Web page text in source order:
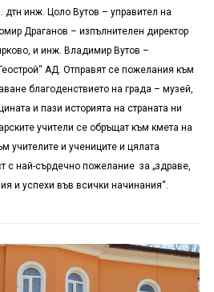
дтн инж. Цоло Вутов – управител на
Драганов – изпълнителен директор
и инж. Владимир Вутов –
АД. Отправят се пожелания към
благоденствието на града – музей,
и пази историята на страната ни
учители се обръщат към кмета на
учителите и учениците и цялата
с най-сърдечно пожелание за „здраве,
и успехи във всички начинания“.